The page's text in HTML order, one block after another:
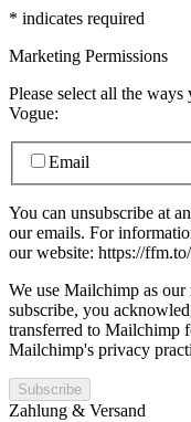
* indicates required
Marketing Permissions
Please select all the
Vogue:
Email
You can unsubscribe at
our emails. For
our website: https://
We use Mailchimp as
subscribe, you
transferred to Mailchimp
Mailchimp's privacy
Zahlung & Versand